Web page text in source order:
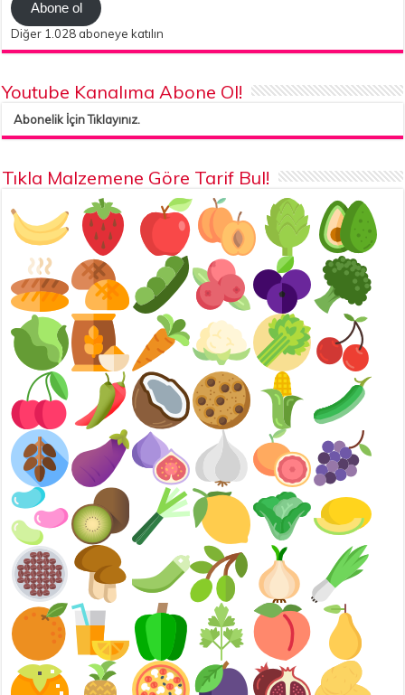
Abone ol
Diğer 1.028 aboneye katılın
Youtube Kanalıma Abone Ol!
Abonelik İçin Tıklayınız.
Tıkla Malzemene Göre Tarif Bul!